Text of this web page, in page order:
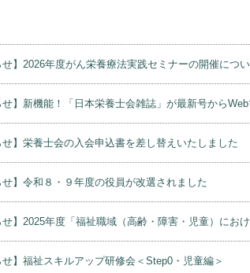
せ】2026年度がん栄養療法実践セミナーの開催につ
せ】新機能！「日本栄養士会雑誌」が最新号から
せ】栄養士会の入会申込書を差し替えいたしました
せ】令和８・９年度の役員が改選されました
せ】2025年度「福祉職域（高齢・障害・児童）に
せ】福祉スキルアップ研修会＜Step0・児童編＞